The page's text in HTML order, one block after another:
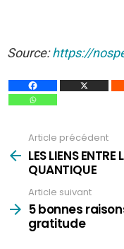
Source:https://
plus
Article précédent
LES LIENS
QUANTIQUE
Article suivant
5 bonnes
gratitude